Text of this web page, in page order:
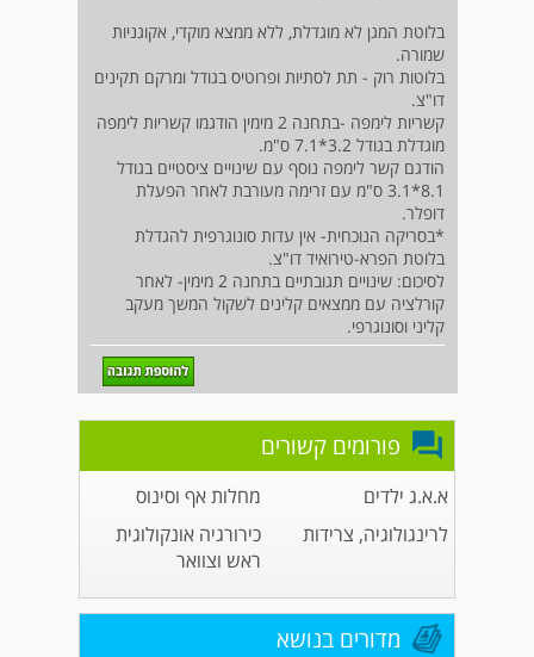
בלוטת המגן לא מוגדלת, ללא ממצא מוקדי, אקוגניות
שמורה.
בלוטות רוק - תת לסתיות ופרוטיס בגודל ומרקם תקינים
דו"צ.
קשריות לימפה -בתחנה 2 מימין הודגמו קשריות לימפה
מוגדלת בגודל 3.2*7.1 ס"מ.
הודגם קשר לימפה נוסף עם שינויים ציסטיים בגודל
8.1*3.1 ס"מ עם זרימה מעורבת לאחר הפעלת
דופלר.
*בסריקה הנוכחית- אין עדות סונוגרפית להגדלת
בלוטת הפרא-טירואיד דו"צ.
לסיכום: שינויים תגובתיים בתחנה 2 מימין- לאחר
קורלציה עם ממצאים קלינים לשקול המשך מעקב
קליני וסונוגרפי.
פורומים קשורים
א.א.ג ילדים
מחלות אף וסינוס
לרינגולוגיה, צרידות
כירורגיה אונקולוגית
ראש וצוואר
מדורים בנושא